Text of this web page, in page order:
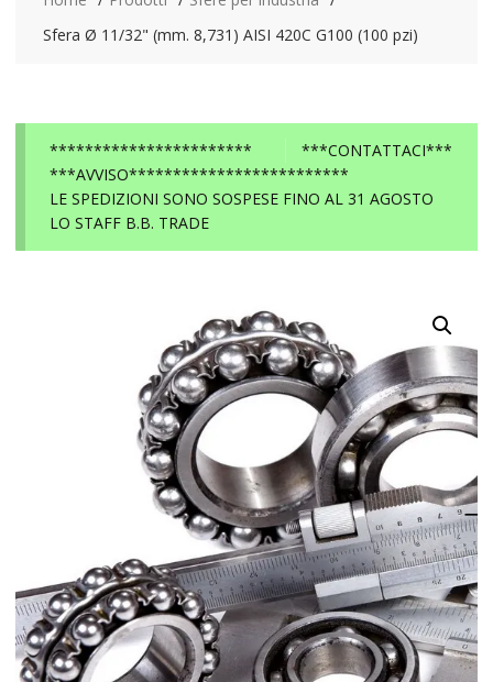
Sfera Ø 11/32" (mm. 8,731) AISI 420C G100 (100 pzi)
***CONTATTACI***
***********************
***AVVISO*************************
LE SPEDIZIONI SONO SOSPESE FINO AL 31 AGOSTO
LO STAFF B.B. TRADE